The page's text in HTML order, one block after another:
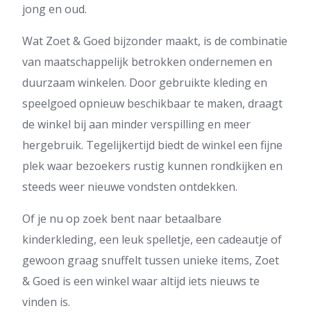
jong en oud.
Wat Zoet & Goed bijzonder maakt, is de combinatie
van maatschappelijk betrokken ondernemen en
duurzaam winkelen. Door gebruikte kleding en
speelgoed opnieuw beschikbaar te maken, draagt
de winkel bij aan minder verspilling en meer
hergebruik. Tegelijkertijd biedt de winkel een fijne
plek waar bezoekers rustig kunnen rondkijken en
steeds weer nieuwe vondsten ontdekken.
Of je nu op zoek bent naar betaalbare
kinderkleding, een leuk spelletje, een cadeautje of
gewoon graag snuffelt tussen unieke items, Zoet
& Goed is een winkel waar altijd iets nieuws te
vinden is.